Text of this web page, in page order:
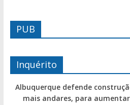
PUB
Inquérito
Albuquerque defende
mais andares, para